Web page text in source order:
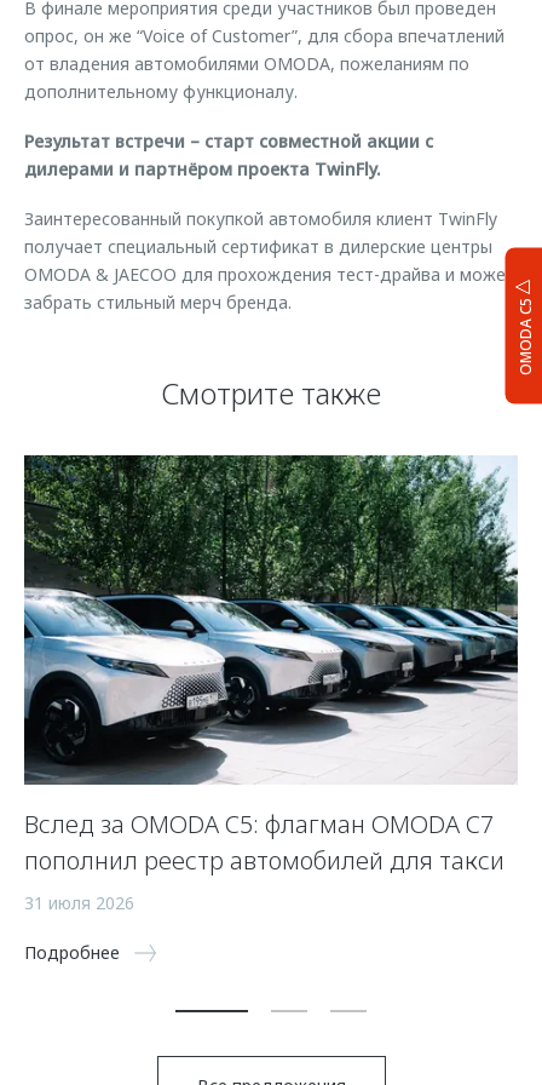
OMODA C5
В финале мероприятия среди участников был проведен
опрос, он же “Voice of Customer”, для сбора впечатлений
от владения автомобилями OMODA, пожеланиям по
дополнительному функционалу.
Результат встречи – старт совместной акции с
дилерами и партнёром проекта TwinFly.
Заинтересованный покупкой автомобиля клиент TwinFly
получает специальный сертификат в дилерские центры
OMODA & JAECOO для прохождения тест-драйва и может
забрать стильный мерч бренда.
Смотрите также
Вслед за OMODA C5: флагман OMODA C7
пополнил реестр автомобилей для такси
31 июля 2026
Подробнее